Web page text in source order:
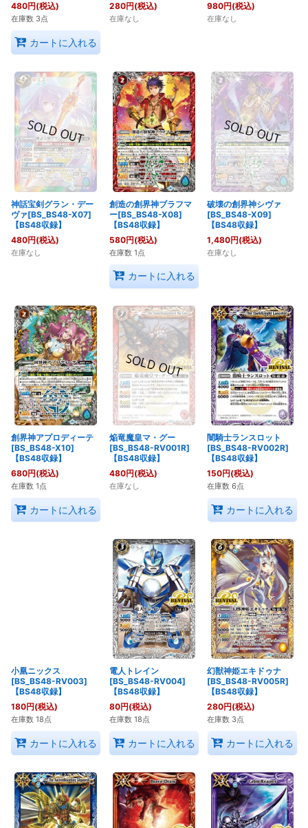
480円(税込)
在庫数 3点
カートに入れる
280円(税込)
在庫なし
980円(税込)
在庫なし
神話宝剣グラン・デー
ヴァ[BS_BS48-X07]
【BS48収録】
480円(税込)
在庫なし
創造の創界神ブラフマ
ー[BS_BS48-X08]
【BS48収録】
580円(税込)
在庫数 1点
カートに入れる
破壊の創界神シヴァ
[BS_BS48-X09]
【BS48収録】
1,480円(税込)
在庫なし
創界神アプロディーテ
[BS_BS48-X10]
【BS48収録】
680円(税込)
在庫数 1点
カートに入れる
焔竜魔皇マ・グー
[BS_BS48-RV001R]
【BS48収録】
480円(税込)
在庫なし
闇騎士ランスロット
[BS_BS48-RV002R]
【BS48収録】
150円(税込)
在庫数 6点
カートに入れる
小凰ニックス
[BS_BS48-RV003]
【BS48収録】
180円(税込)
在庫数 18点
カートに入れる
電人トレイン
[BS_BS48-RV004]
【BS48収録】
80円(税込)
在庫数 18点
カートに入れる
幻獣神姫エキドゥナ
[BS_BS48-RV005R]
【BS48収録】
280円(税込)
在庫数 3点
カートに入れる